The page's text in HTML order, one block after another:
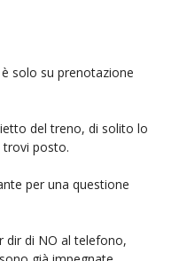
solo su prenotazione
del treno, di solito lo
trovi posto.
per una questione
dir di NO al telefono,